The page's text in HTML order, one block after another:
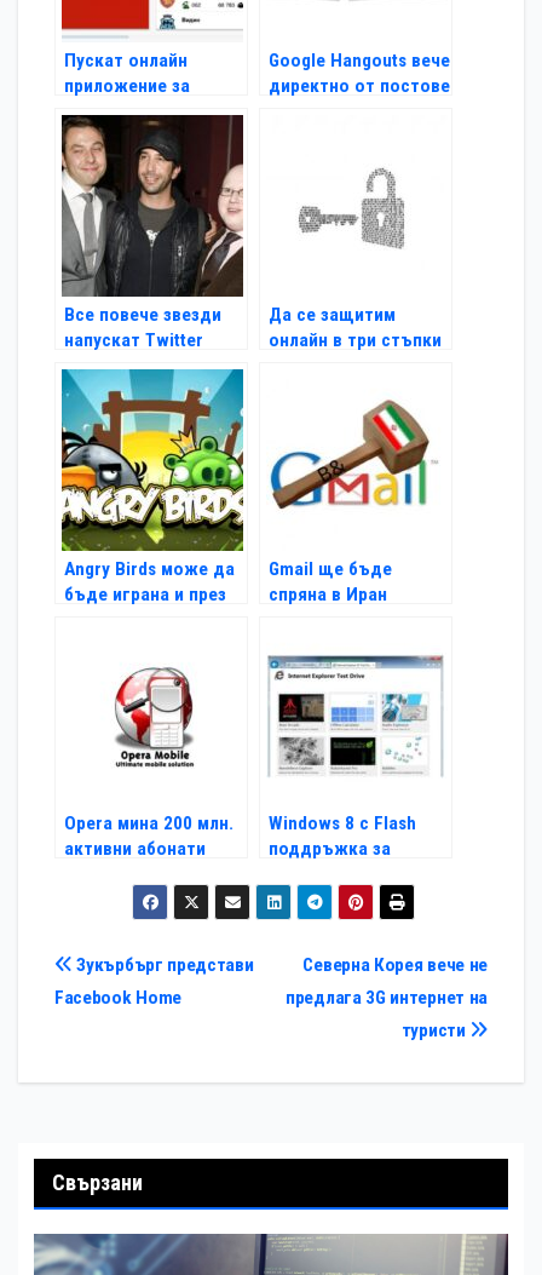
Пускат онлайн
приложение за
градовете на
България
Google Hangouts вече
директно от постове
Все повече звезди
напускат Twitter
Да се защитим
онлайн в три стъпки
Angry Birds може да
бъде играна и през
Gmail ще бъде
спряна в Иран
Opera мина 200 млн.
активни абонати
Windows 8 с Flash
поддръжка за
Навигация
Северна Корея вече не
предлага 3G интернет на
туристи
Зукърбърг представи
Facebook Home
Свързани